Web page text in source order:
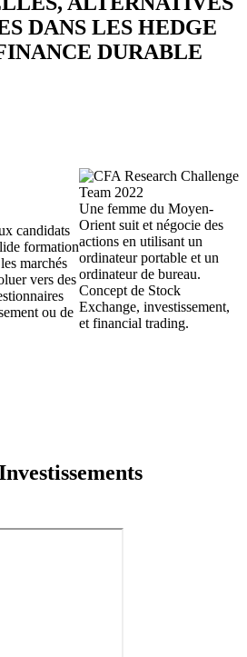
DANS LES HEDGE
DURABLE
candidats
formation
marchés
vers des
ou de
Une femme du Moyen-
Orient suit et négocie des
actions en utilisant un
ordinateur portable et un
ordinateur de bureau.
Concept de Stock
Exchange, investissement,
et financial trading.